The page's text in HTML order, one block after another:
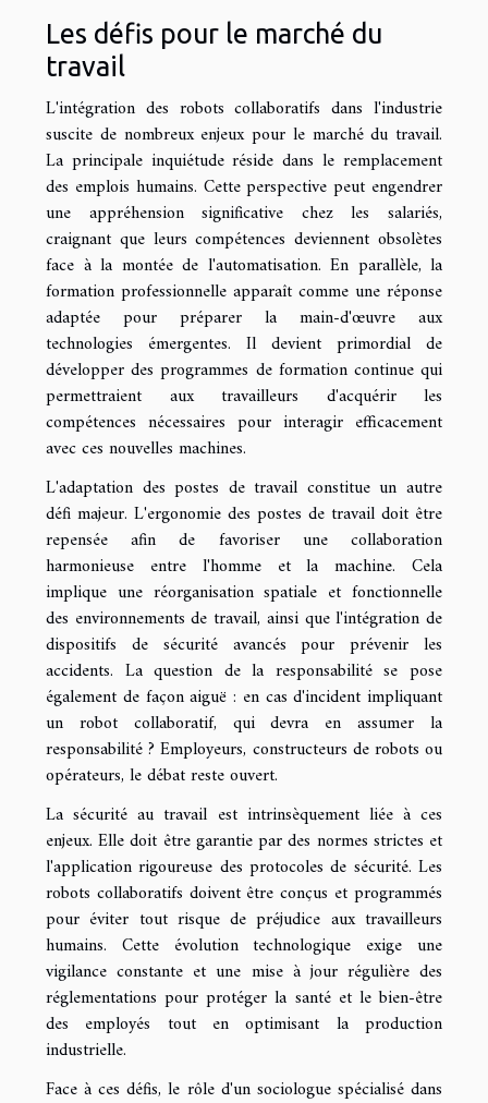
Les défis pour le marché du
travail
L'intégration des robots collaboratifs dans l'industrie
suscite de nombreux enjeux pour le marché du travail.
La principale inquiétude réside dans le remplacement
des emplois humains. Cette perspective peut engendrer
une appréhension significative chez les salariés,
craignant que leurs compétences deviennent obsolètes
face à la montée de l'automatisation. En parallèle, la
formation professionnelle apparaît comme une réponse
adaptée pour préparer la main-d'œuvre aux
technologies émergentes. Il devient primordial de
développer des programmes de formation continue qui
permettraient aux travailleurs d'acquérir les
compétences nécessaires pour interagir efficacement
avec ces nouvelles machines.
L'adaptation des postes de travail constitue un autre
défi majeur. L'ergonomie des postes de travail doit être
repensée afin de favoriser une collaboration
harmonieuse entre l'homme et la machine. Cela
implique une réorganisation spatiale et fonctionnelle
des environnements de travail, ainsi que l'intégration de
dispositifs de sécurité avancés pour prévenir les
accidents. La question de la responsabilité se pose
également de façon aiguë : en cas d'incident impliquant
un robot collaboratif, qui devra en assumer la
responsabilité ? Employeurs, constructeurs de robots ou
opérateurs, le débat reste ouvert.
La sécurité au travail est intrinsèquement liée à ces
enjeux. Elle doit être garantie par des normes strictes et
l'application rigoureuse des protocoles de sécurité. Les
robots collaboratifs doivent être conçus et programmés
pour éviter tout risque de préjudice aux travailleurs
humains. Cette évolution technologique exige une
vigilance constante et une mise à jour régulière des
réglementations pour protéger la santé et le bien-être
des employés tout en optimisant la production
industrielle.
Face à ces défis, le rôle d'un sociologue spécialisé dans